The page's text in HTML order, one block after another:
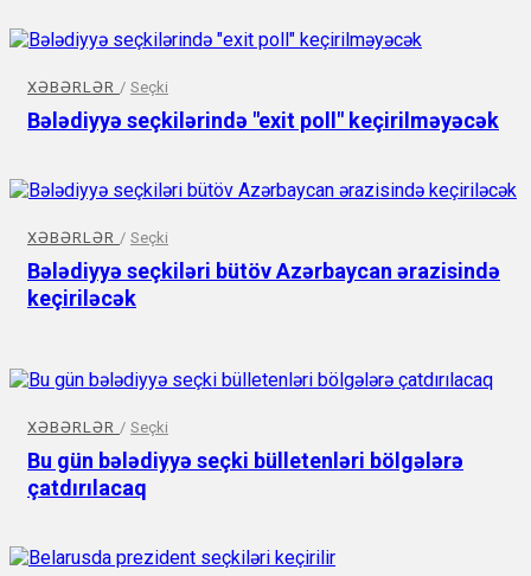
XƏBƏRLƏR / Seçki
Bələdiyyə seçkilərində "exit poll" keçirilməyəcək
XƏBƏRLƏR / Seçki
Bələdiyyə seçkiləri bütöv Azərbaycan ərazisində
keçiriləcək
XƏBƏRLƏR / Seçki
Bu gün bələdiyyə seçki bülletenləri bölgələrə
çatdırılacaq